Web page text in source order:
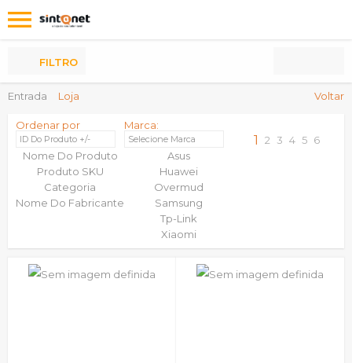
Entrada Loja Voltar
FILTRO
Ordenar por
ID Do Produto +/-
Nome Do Produto
Produto SKU
Categoria
Nome Do Fabricante
Marca:
Selecione Marca
Asus
Huawei
Overmud
Samsung
Tp-Link
Xiaomi
1 2 3 4 5 6